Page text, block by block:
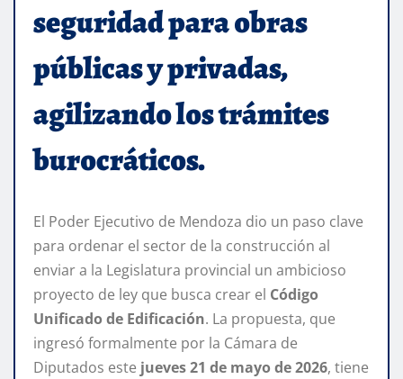
seguridad para obras
públicas y privadas,
agilizando los trámites
burocráticos.
El Poder Ejecutivo de Mendoza dio un paso clave
para ordenar el sector de la construcción al
enviar a la Legislatura provincial un ambicioso
proyecto de ley que busca crear el Código
Unificado de Edificación. La propuesta, que
ingresó formalmente por la Cámara de
Diputados este jueves 21 de mayo de 2026, tiene